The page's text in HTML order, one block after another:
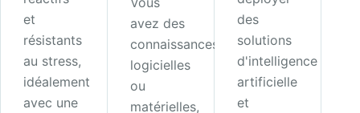
et
résistants
au stress,
idéalement
avec une
avez des
connaissances
logicielles
ou
matérielles,
des
solutions
d'intelligence
artificielle
et